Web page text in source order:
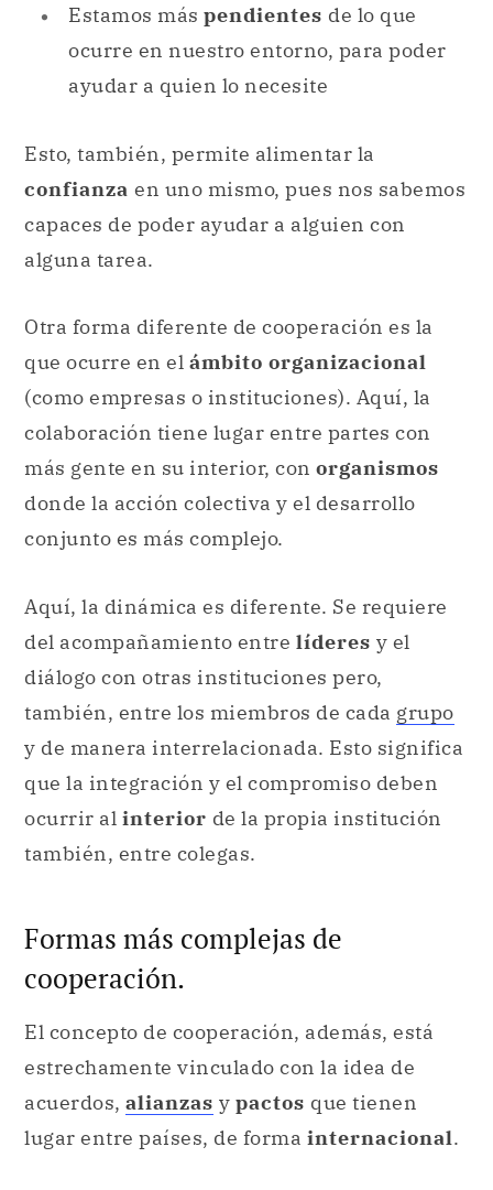
Estamos más pendientes de lo que
ocurre en nuestro entorno, para poder
ayudar a quien lo necesite
Esto, también, permite alimentar la
confianza en uno mismo, pues nos sabemos
capaces de poder ayudar a alguien con
alguna tarea.
Otra forma diferente de cooperación es la
que ocurre en el ámbito organizacional
(como empresas o instituciones). Aquí, la
colaboración tiene lugar entre partes con
más gente en su interior, con organismos
donde la acción colectiva y el desarrollo
conjunto es más complejo.
Aquí, la dinámica es diferente. Se requiere
del acompañamiento entre líderes y el
diálogo con otras instituciones pero,
también, entre los miembros de cada grupo
y de manera interrelacionada. Esto significa
que la integración y el compromiso deben
ocurrir al interior de la propia institución
también, entre colegas.
Formas más complejas de
cooperación.
El concepto de cooperación, además, está
estrechamente vinculado con la idea de
acuerdos, alianzas y pactos que tienen
lugar entre países, de forma internacional.